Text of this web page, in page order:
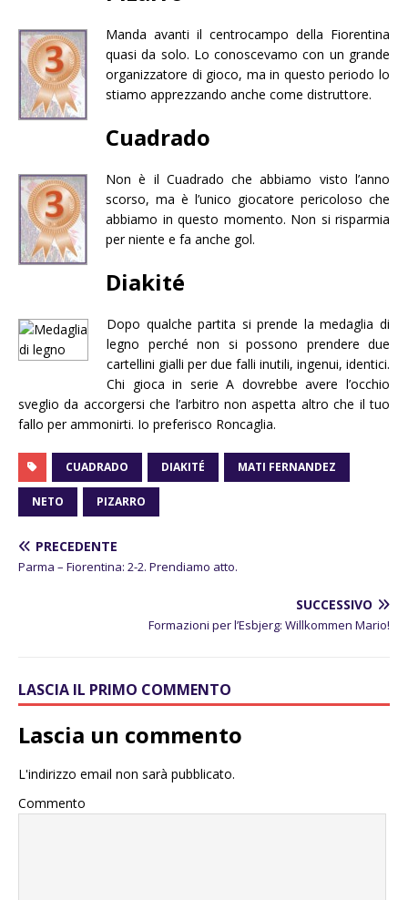
Manda avanti il centrocampo della Fiorentina
quasi da solo. Lo conoscevamo con un grande
organizzatore di gioco, ma in questo periodo lo
stiamo apprezzando anche come distruttore.
Cuadrado
Non è il Cuadrado che abbiamo visto l’anno
scorso, ma è l’unico giocatore pericoloso che
abbiamo in questo momento. Non si risparmia
per niente e fa anche gol.
Diakité
Dopo qualche partita si prende la medaglia di
legno perché non si possono prendere due
cartellini gialli per due falli inutili, ingenui, identici.
Chi gioca in serie A dovrebbe avere l’occhio
sveglio da accorgersi che l’arbitro non aspetta altro che il tuo
fallo per ammonirti. Io preferisco Roncaglia.
CUADRADO DIAKITÉ MATI FERNANDEZ
NETO PIZARRO
PRECEDENTE
Parma – Fiorentina: 2-2. Prendiamo atto.
SUCCESSIVO
Formazioni per l’Esbjerg: Willkommen Mario!
LASCIA IL PRIMO COMMENTO
Lascia un commento
L'indirizzo email non sarà pubblicato.
Commento